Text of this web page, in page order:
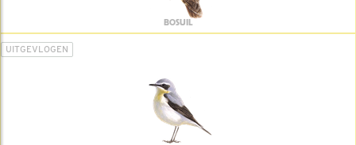
BOSUIL
UITGEVLOGEN